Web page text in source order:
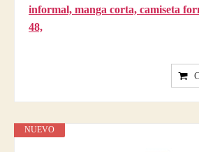
informal, manga corta, camiseta
48,
NUEVO